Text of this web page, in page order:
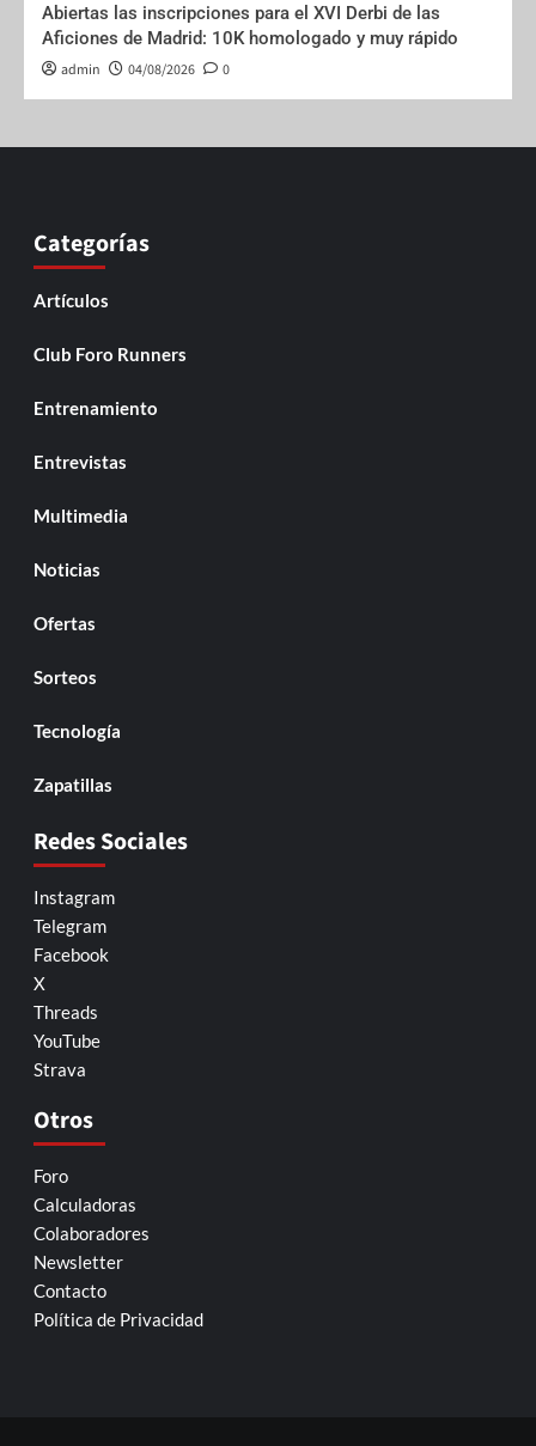
Abiertas las inscripciones para el XVI Derbi de las
Aficiones de Madrid: 10K homologado y muy rápido
admin 04/08/2026 0
Categorías
Artículos
Club Foro Runners
Entrenamiento
Entrevistas
Multimedia
Noticias
Ofertas
Sorteos
Tecnología
Zapatillas
Redes Sociales
Instagram
Telegram
Facebook
X
Threads
YouTube
Strava
Otros
Foro
Calculadoras
Colaboradores
Newsletter
Contacto
Política de Privacidad